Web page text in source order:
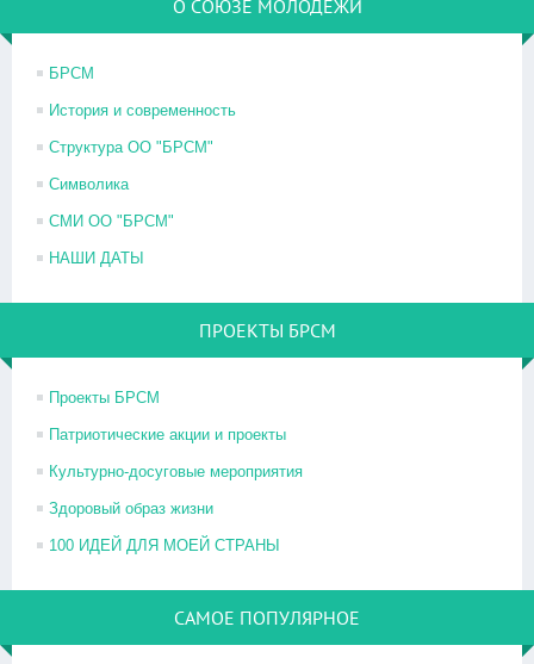
О СОЮЗЕ МОЛОДЕЖИ
БРСМ
История и современность
Структура ОО "БРСМ"
Символика
СМИ ОО "БРСМ"
НАШИ ДАТЫ
ПРОЕКТЫ БРСМ
Проекты БРСМ
Патриотические акции и проекты
Культурно-досуговые мероприятия
Здоровый образ жизни
100 ИДЕЙ ДЛЯ МОЕЙ СТРАНЫ
САМОЕ ПОПУЛЯРНОЕ